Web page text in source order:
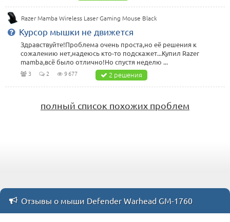
Razer Mamba Wireless Laser Gaming Mouse Black
Курсор мышки не движется
Здравствуйте!Проблема очень проста,но её решения к
сожалению нет,надеюсь кто-то подскажет...Купил Razer
mamba,всё было отлично!Но спустя неделю ...
3 2 9 677 2 решения
полный список похожих проблем
Отзывы о мыши Defender Warhead GM-1760